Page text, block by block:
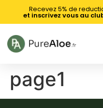
Recevez 5% de
et inscrivez vous au
page1